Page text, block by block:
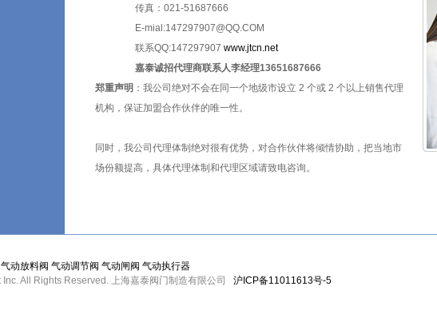
传真：021-51687666
E-mial:147297907@QQ.COM
联系QQ:147297907 www.jtcn.net
嘉泰诚招代理商联系人李经理13651687666
郑重声明 ：我公司绝对不会在同一个地级市设立 2 个或 2 个以上销售代理
机构，保证加盟合作伙伴的唯一性。
同时，我公司代理体制绝对很有优势，对合作伙伴将倾情协助，把当地市
场份额提高，具体代理体制和代理区域请致电咨询。
气动放料阀 气动调节阀 气动闸阀 气动执行器
All Rights Reserved. 上海嘉泰阀门制造有限公司 沪ICP备11011613号-5